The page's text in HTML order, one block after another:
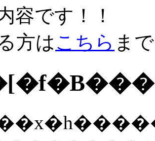
容です！！
方はこちら まで